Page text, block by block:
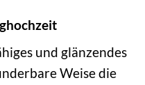
und glänzendes
Weise die